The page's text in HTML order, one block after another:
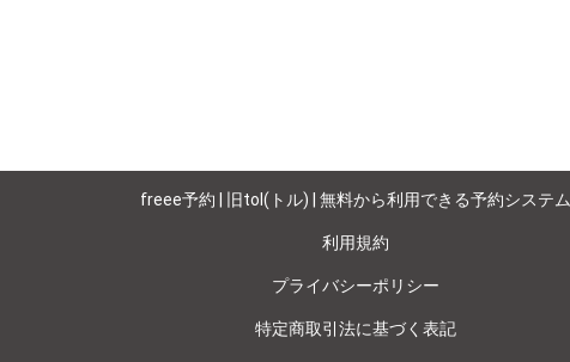
freee予約 | 旧tol(トル) | 無料から利用できる予約システム
利用規約
プライバシーポリシー
特定商取引法に基づく表記